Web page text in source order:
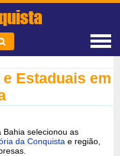
Estaduais em
Bahia selecionou as
da Conquista e região,